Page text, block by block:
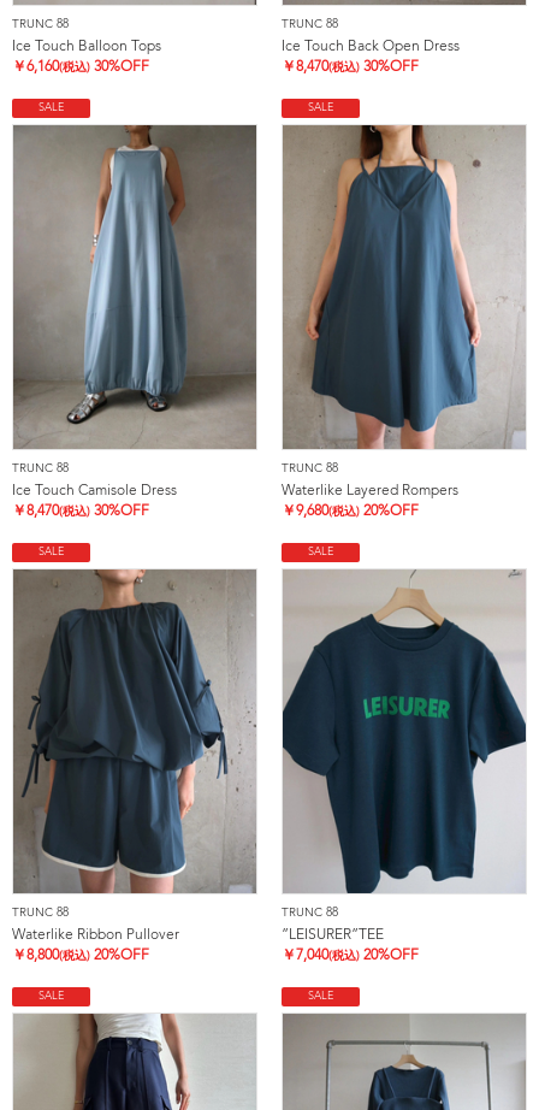
TRUNC 88
Ice Touch Balloon Tops
￥6,160(税込) 30%OFF
TRUNC 88
Ice Touch Back Open Dress
￥8,470(税込) 30%OFF
SALE
TRUNC 88
Ice Touch Camisole Dress
￥8,470(税込) 30%OFF
SALE
TRUNC 88
Waterlike Layered Rompers
￥9,680(税込) 20%OFF
SALE
TRUNC 88
Waterlike Ribbon Pullover
￥8,800(税込) 20%OFF
SALE
TRUNC 88
”LEISURER”TEE
￥ 7,040(税込) 20%OFF
SALE SALE